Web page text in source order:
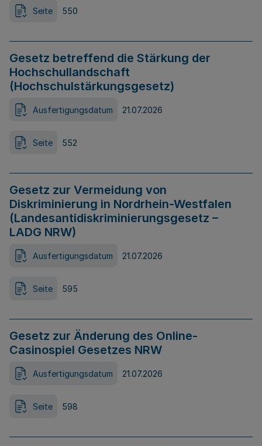
Seite 550
Gesetz betreffend die Stärkung der
Hochschullandschaft
(Hochschulstärkungsgesetz)
Ausfertigungsdatum 21.07.2026
Seite 552
Gesetz zur Vermeidung von
Diskriminierung in Nordrhein-Westfalen
(Landesantidiskriminierungsgesetz –
LADG NRW)
Ausfertigungsdatum 21.07.2026
Seite 595
Gesetz zur Änderung des Online-
Casinospiel Gesetzes NRW
Ausfertigungsdatum 21.07.2026
Seite 598